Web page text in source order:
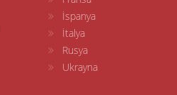
İspanya
İtalya
Rusya
Ukrayna